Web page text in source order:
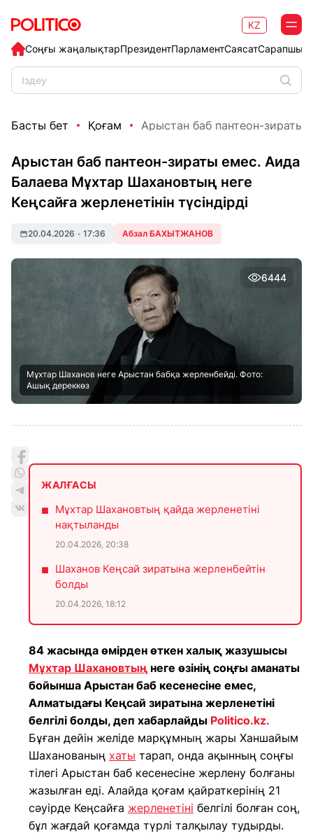
Соңғы жаңалықтарПрезидентПарламентСаясат
KZ
Басты бет Қоғам Арыстан баб пантеон-зираты
Арыстан баб пантеон-зираты емес. Аида
Балаева Мұхтар Шахановтың неге
Кеңсайға жерленетінін түсіндірді
20.04.2026 • 17:36 Абзал БАХЫТЖАНОВ
6444
Мұхтар Шаханов неге Арыстан бабқа жерленбейді. Фото:
Ашық дереккөз
ЖАЛҒАСЫ
Мұхтар Шахановтың қайда жерленетіні
нақтыланды
20.04.2026, 20:38
Шаханов Кеңсай зиратына жерленбейтін
болды
20.04.2026, 18:12
84 жасында өмірден өткен халық жазушысы
Мұхтар Шахановтың неге өзінің соңғы аманаты
бойынша Арыстан баб кесенесіне емес,
Алматыдағы Кеңсай зиратына жерленетіні
белгілі болды, деп хабарлайды Politico.kz.
Бұған дейін желіде марқұмның жары Ханшайым
Шаханованың хаты тарап, онда ақынның соңғы
тілегі Арыстан баб кесенесіне жерлену болғаны
жазылған еді. Алайда қоғам қайраткерінің 21
сәуірде Кеңсайға жерленетіні белгілі болған соң,
бұл жағдай қоғамда түрлі талқылау тудырды.